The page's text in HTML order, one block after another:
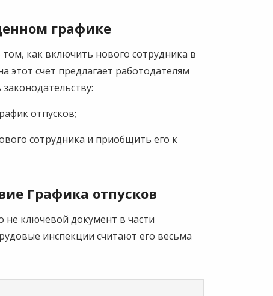
графике
как включить нового сотрудника в
этот счет предлагает работодателям
отпусков;
сотрудника и приобщить его к
Графика отпусков
не ключевой документ в части
инспекции считают его весьма